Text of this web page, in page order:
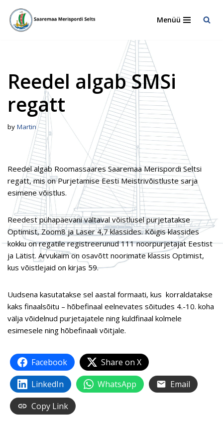
Skip
Menüü
Reedel algab SMSi
regatt
by Martin
Reedel algab Roomassaares Saaremaa Merispordi Seltsi
regatt, mis on Purjetamise Eesti Meistrivõistluste sarja
esimene võistlus.
Reedest pühapäevani vältaval võistlusel purjetatakse
Optimist, Zoom8 ja Laser 4,7 klassides. Kõigis klassides
kokku on regatile registreerunud 111 noorpurjetajat Eestist
ja Lätist. Arvukaim on osavõtt noorimate klassis Optimist,
kus võistlejaid on kirjas 59.
Uudsena kasutatakse sel aastal formaati, kus korraldatakse
kaks finaalsõitu – hõbefinaal eelnevates sõitudes 4.-10. koha
välja võidelnud purjetajatele ning kuldfinaal kolmele
esimesele ning hõbefinaali võitjale.
Facebook
Share on X
LinkedIn
WhatsApp
Email
Copy Link